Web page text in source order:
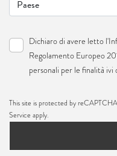
Dichiaro di avere letto l'
Regolamento Europeo
personali per le finalità ivi
This site is protected by
Service apply.